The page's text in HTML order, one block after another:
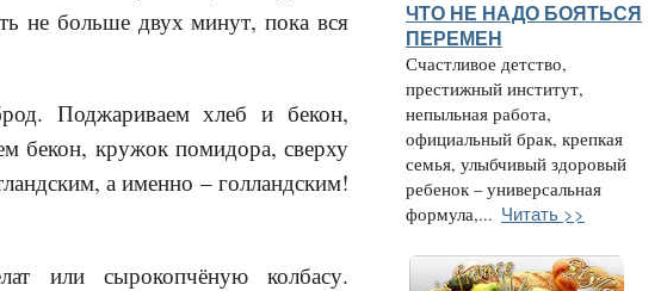
не больше двух минут, пока вся
Поджариваем хлеб и бекон,
бекон, кружок помидора, сверху
а именно – голландским!
или сырокопчёную колбасу.
ЧТО НЕ НАДО БОЯТЬСЯ
ПЕРЕМЕН
Счастливое детство,
престижный институт,
непыльная работа,
официальный брак, крепкая
семья, улыбчивый здоровый
ребенок – универсальная
формула,... Читать >>